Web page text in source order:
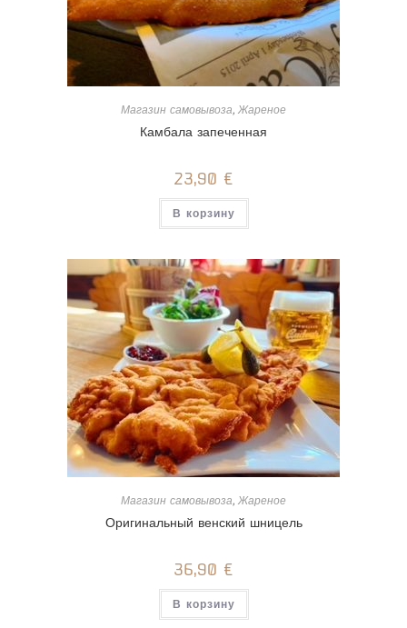
Магазин самовывоза, Жареное
Камбала запеченная
23,90 €
В корзину
Магазин самовывоза, Жареное
Оригинальный венский шницель
36,90 €
В корзину